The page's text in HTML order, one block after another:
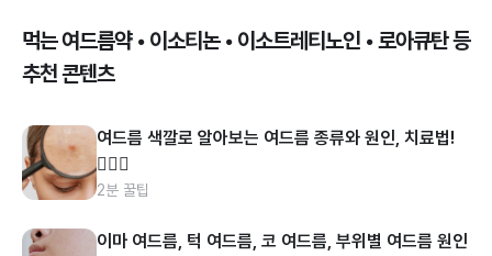
먹는 여드름약 • 이소티논 • 이소트레티노인 • 로아큐탄 등
추천 콘텐츠
여드름 색깔로 알아보는 여드름 종류와 원인, 치료법!
👩🏻‍⚕️
2분 꿀팁
이마 여드름, 턱 여드름, 코 여드름, 부위별 여드름 원인